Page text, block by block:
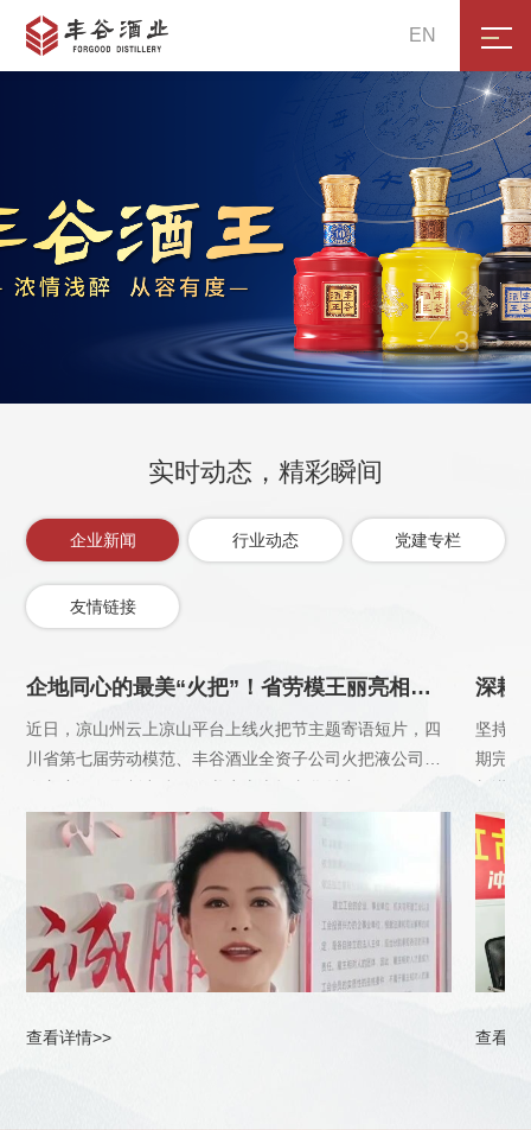
EN

1
3

实时动态，精彩瞬间
企业新闻 行业动态 党建专栏
友情链接
企地同心的最美“火把”！省劳模王丽亮相凉山节日短片
近日，凉山州云上凉山平台上线火把节主题寄语短片，四
川省第七届劳动模范、丰谷酒业全资子公司火把液公司工
查看详情>>
坚持常
期完成
线“送
查看详